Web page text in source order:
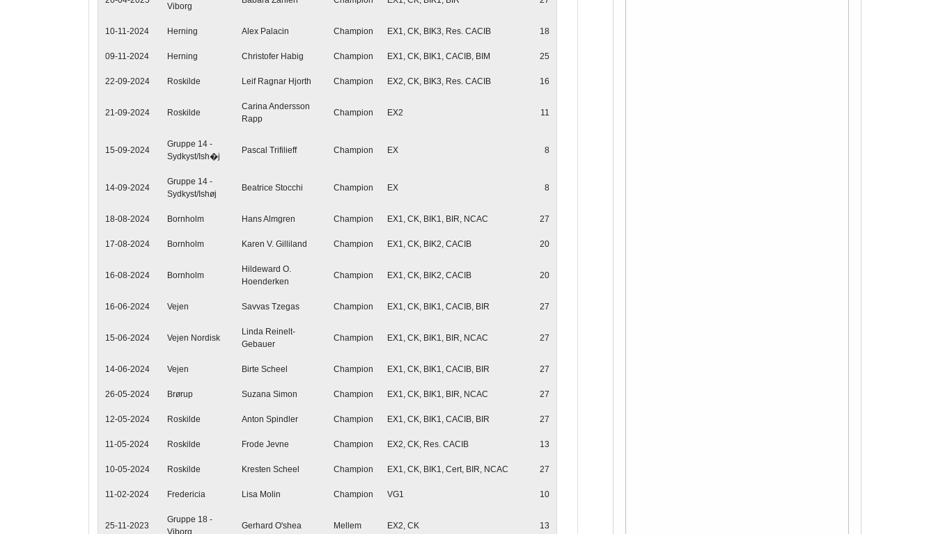
Viborg
10-11-2024 Herning Alex Palacin Champion EX1, CK, BIK3, Res. CACIB 18
09-11-2024 Herning Christofer Habig Champion EX1, CK, BIK1, CACIB, BIM 25
22-09-2024 Roskilde Leif Ragnar Hjorth Champion EX2, CK, BIK3, Res. CACIB 16
21-09-2024 Roskilde
Carina Andersson
Rapp
Champion EX2 11
15-09-2024
Gruppe 14 -
Sydkyst/Ish�j
Pascal Trifilieff Champion EX 8
14-09-2024
Gruppe 14 -
Sydkyst/Ishøj
Beatrice Stocchi Champion EX 8
18-08-2024 Bornholm Hans Almgren Champion EX1, CK, BIK1, BIR, NCAC 27
17-08-2024 Bornholm Karen V. Gilliland Champion EX1, CK, BIK2, CACIB 20
16-08-2024 Bornholm
Hildeward O.
Hoenderken
Champion EX1, CK, BIK2, CACIB 20
16-06-2024 Vejen Savvas Tzegas Champion EX1, CK, BIK1, CACIB, BIR 27
15-06-2024 Vejen Nordisk
Linda Reinelt-
Gebauer
Champion EX1, CK, BIK1, BIR, NCAC 27
14-06-2024 Vejen Birte Scheel Champion EX1, CK, BIK1, CACIB, BIR 27
26-05-2024 Brørup Suzana Simon Champion EX1, CK, BIK1, BIR, NCAC 27
12-05-2024 Roskilde Anton Spindler Champion EX1, CK, BIK1, CACIB, BIR 27
11-05-2024 Roskilde Frode Jevne Champion EX2, CK, Res. CACIB 13
10-05-2024 Roskilde Kresten Scheel Champion EX1, CK, BIK1, Cert, BIR, NCAC 27
11-02-2024 Fredericia Lisa Molin Champion VG1 10
25-11-2023
Gruppe 18 -
Viborg
Gerhard O'shea Mellem EX2, CK 13